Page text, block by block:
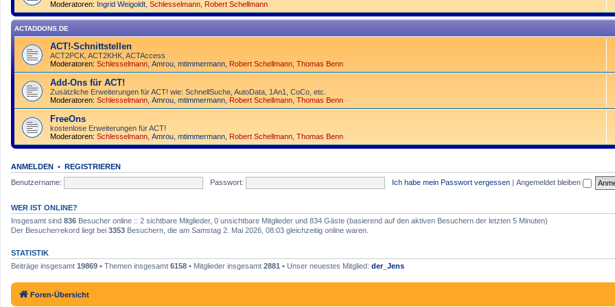
Moderatoren: Ingrid Weigoldt Schlesselmann Robert Schellmann
ACTADDONS.DE
ACT!-Schnittstellen
ACT2PCK, ACT2KHK, ACTAccess
Moderatoren: Schlesselmann Amrou mtimmermann Robert Schellmann Thomas Benn
Add-Ons für ACT!
Zusätzliche Erweiterungen für ACT! wie: SchnellSuche, AutoData, 1An1, CoCo, etc.
Moderatoren: Schlesselmann Amrou mtimmermann Robert Schellmann Thomas Benn
FreeOns
kostenlose Erweiterungen für ACT!
Moderatoren: Schlesselmann Amrou mtimmermann Robert Schellmann Thomas Benn
ANMELDEN • REGISTRIEREN
Benutzername:
Passwort: Ich habe mein Passwort vergessen | Angemeldet bleiben
WER IST ONLINE?
Insgesamt sind 836 Besucher online :: 2 sichtbare Mitglieder, 0 unsichtbare Mitglieder und 834 Gäste (basierend auf den aktiven Besuchern der letzten 5 Minuten)
Der Besucherrekord liegt bei 3353 Besuchern, die am Samstag 2. Mai 2026, 08:03 gleichzeitig online waren.
STATISTIK
Beiträge insgesamt 19869 • Themen insgesamt 6158 • Mitglieder insgesamt 2881 • Unser neuestes Mitglied: der_Jens
Foren-Übersicht